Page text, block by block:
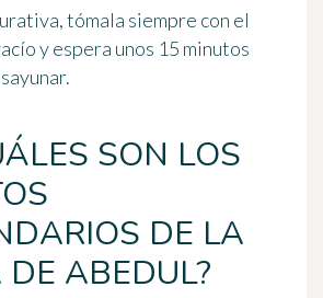
tómala siempre con el
y espera unos 15 minutos
SON LOS
DE LA
ABEDUL?